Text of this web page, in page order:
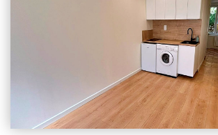
avec rangements, une salle d'eau ainsi qu'un
apprécierez ses deux balcons, son
ainsi que la qualité des travaux
copropriété. En effet, l'isolation thermique
effectuée et le ravalement de
d'achèvement, offrant un meilleur confort
valorisation durable de l'immeuble. À ce
travaux importants ne sont prévus au sein
Son emplacement privilégié, à
commerces, des transports, des écoles et
bien idéal pour une résidence
investissement locatif.